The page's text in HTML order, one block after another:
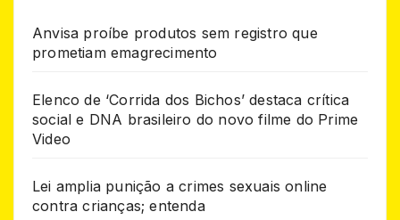
Anvisa proíbe produtos sem registro que
prometiam emagrecimento
Elenco de ‘Corrida dos Bichos’ destaca crítica
social e DNA brasileiro do novo filme do Prime
Video
Lei amplia punição a crimes sexuais online
contra crianças; entenda